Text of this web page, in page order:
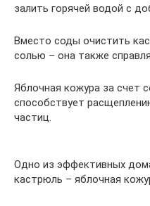
залить горячей водой с
Вместо соды очистить
солью – она также
Яблочная кожура за счет
способствует
частиц.
Одно из эффективных
кастрюль – яблочная